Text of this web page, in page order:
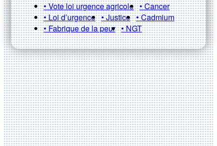
• Vote loi urgence agricole • Cancer
• Loi d’urgence • Justice • Cadmium
• Fabrique de la peur • NGT